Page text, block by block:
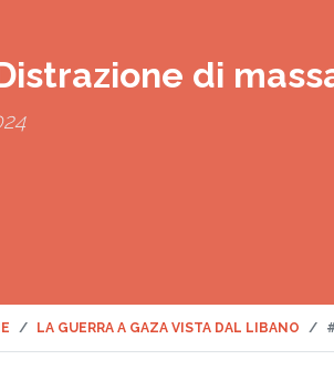
di
LA GUERRA A GAZA VISTA DAL LIBANO